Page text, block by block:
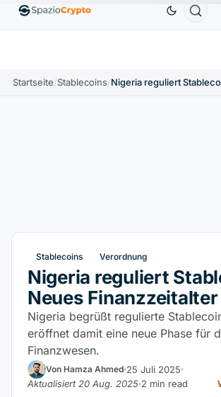
EthereumETH1.880,58 $ Tether USDT
Startseite/Stablecoins/
Stablecoins Verordnung
Nigeria reguliert
Neues Finanzzeitalter
Nigeria begrüßt regulierte
eröffnet damit eine neue Phase für
Finanzwesen.
Von Hamza Ahmed 25 Juli 2025
Aktualisiert 20 Aug. 2025 2 min read